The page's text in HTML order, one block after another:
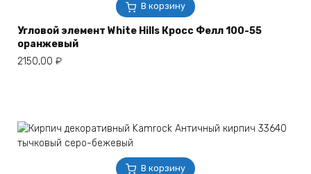
В корзину
Угловой элемент White Hills Кросс Фелл 100-55
оранжевый
2150,00 ₽
В корзину